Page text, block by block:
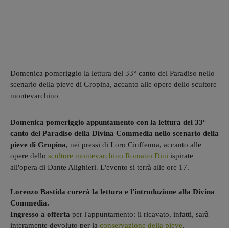
Domenica pomeriggio la lettura del 33° canto del Paradiso nello
scenario della pieve di Gropina, accanto alle opere dello scultore
montevarchino
Domenica pomeriggio appuntamento con la lettura del 33°
canto del Paradiso della Divina Commedia nello scenario della
pieve di Gropina, nei pressi di Loro Ciuffenna, accanto alle
opere dello scultore montevarchino Romano Dini ispirate
all'opera di Dante Alighieri. L'evento si terrà alle ore 17.
Lorenzo Bastida curerà la lettura e l'introduzione alla Divina
Commedia.
Ingresso a offerta per l'appuntamento: il ricavato, infatti, sarà
interamente devoluto per la conservazione della pieve.